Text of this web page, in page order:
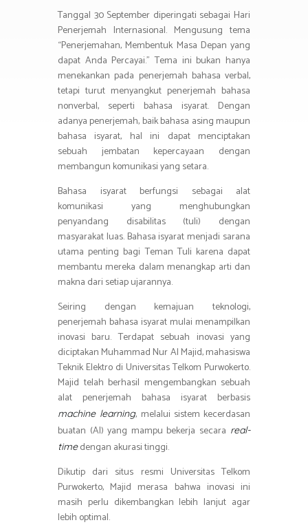
Tanggal 30 September diperingati sebagai Hari
Penerjemah Internasional. Mengusung tema
“Penerjemahan, Membentuk Masa Depan yang
dapat Anda Percayai.” Tema ini bukan hanya
menekankan pada penerjemah bahasa verbal,
tetapi turut menyangkut penerjemah bahasa
nonverbal, seperti bahasa isyarat. Dengan
adanya penerjemah, baik bahasa asing maupun
bahasa isyarat, hal ini dapat menciptakan
sebuah jembatan kepercayaan dengan
membangun komunikasi yang setara.
Bahasa isyarat berfungsi sebagai alat
komunikasi yang menghubungkan
penyandang disabilitas (tuli) dengan
masyarakat luas. Bahasa isyarat menjadi sarana
utama penting bagi Teman Tuli karena dapat
membantu mereka dalam menangkap arti dan
makna dari setiap ujarannya.
Seiring dengan kemajuan teknologi,
penerjemah bahasa isyarat mulai menampilkan
inovasi baru. Terdapat sebuah inovasi yang
diciptakan Muhammad Nur Al Majid, mahasiswa
Teknik Elektro di Universitas Telkom Purwokerto.
Majid telah berhasil mengembangkan sebuah
alat penerjemah bahasa isyarat berbasis
machine learning, melalui sistem kecerdasan
buatan (AI) yang mampu bekerja secara real-
timedengan akurasi tinggi.
Dikutip dari situs resmi Universitas Telkom
Purwokerto, Majid merasa bahwa inovasi ini
masih perlu dikembangkan lebih lanjut agar
lebih optimal.